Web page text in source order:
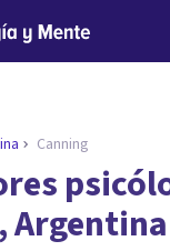
TERAPEUTA
ayuda para
adecuado?
breves preguntas y
Canning
Argentina